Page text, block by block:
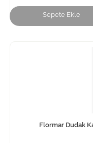
Sepete Ekle
Flormar Dudak